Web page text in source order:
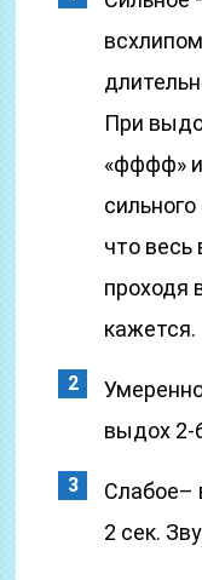
При
«фффф»
что весь
проходя
кажется.
выдох 2-
Слабое–
2 сек.